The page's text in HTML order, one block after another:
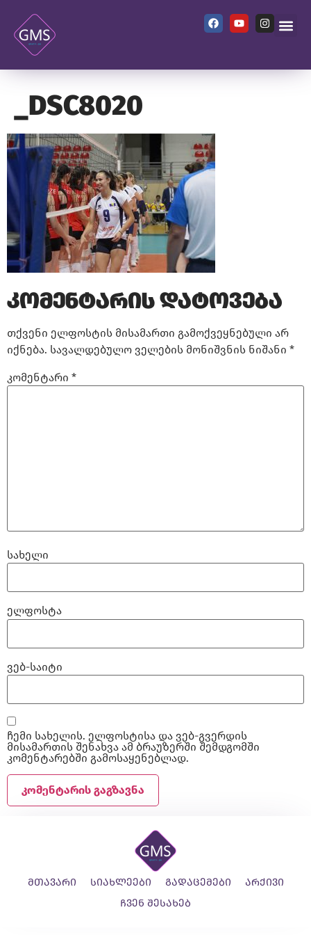
_DSC8020
კომენტარის დატოვება
თქვენი ელფოსტის მისამართი გამოქვეყნებული არ
იქნება. სავალდებულო ველების მონიშვნის ნიშანი *
კომენტარი *
სახელი
ელფოსტა
ვებ-საიტი
ჩემი სახელის. ელფოსტისა და ვებ-გვერდის
მისამართის შენახვა ამ ბრაუზერში შემდგომში
კომენტარებში გამოსაყენებლად.
მთავარი სიახლეები გადაცემები
არქივი
ჩვენ შესახებ